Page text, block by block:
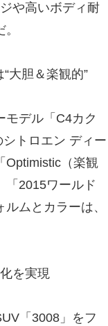
や高いボディ耐
大胆＆楽観的”
デル「C4カク
トロエン ディー
Optimistic（楽観
「2015ワールド
ムとカラーは、
を実現
「3008」をフ